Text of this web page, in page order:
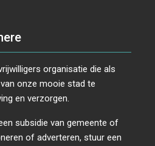
organisatie die als
onze mooie stad te
en verzorgen.
subsidie van gemeente of
of adverteren, stuur een